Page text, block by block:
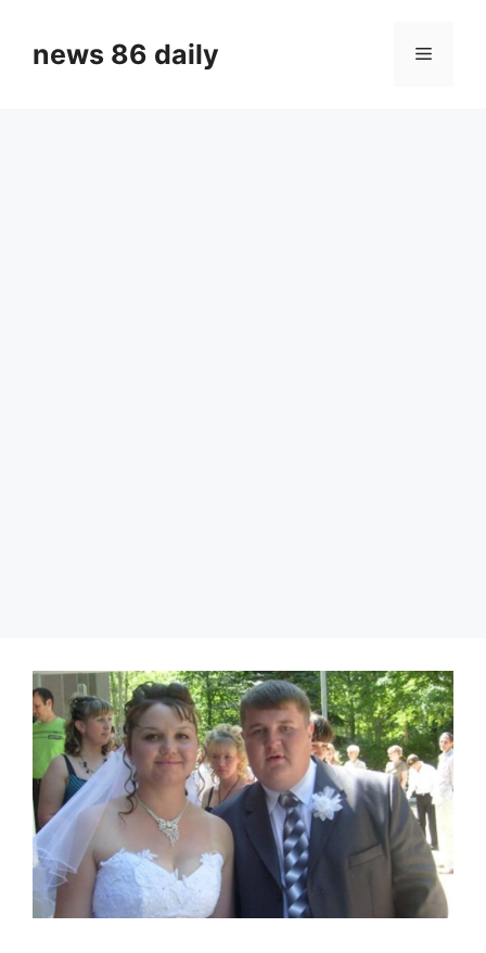
contentnews 86 daily Menu